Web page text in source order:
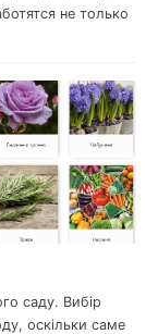
не только
саду. Вибір
оскільки саме